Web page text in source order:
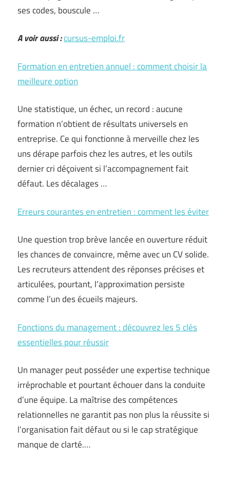
ses codes, bouscule …
A voir aussi :cursus-emploi.fr
Formation en entretien annuel : comment choisir la
meilleure option
Une statistique, un échec, un record : aucune
formation n’obtient de résultats universels en
entreprise. Ce qui fonctionne à merveille chez les
uns dérape parfois chez les autres, et les outils
dernier cri déçoivent si l’accompagnement fait
défaut. Les décalages …
Erreurs courantes en entretien : comment les éviter
Une question trop brève lancée en ouverture réduit
les chances de convaincre, même avec un CV solide.
Les recruteurs attendent des réponses précises et
articulées, pourtant, l’approximation persiste
comme l’un des écueils majeurs.
Fonctions du management : découvrez les 5 clés
essentielles pour réussir
Un manager peut posséder une expertise technique
irréprochable et pourtant échouer dans la conduite
d’une équipe. La maîtrise des compétences
relationnelles ne garantit pas non plus la réussite si
l’organisation fait défaut ou si le cap stratégique
manque de clarté.…